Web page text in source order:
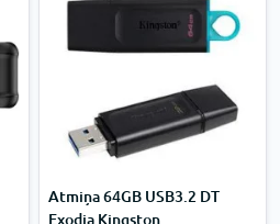
Atmiņa 64GB USB3.2 DT
Exodia Kingston